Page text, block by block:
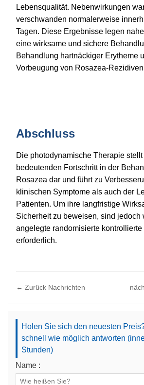
Lebensqualität. Nebenwirkungen
verschwanden normalerweise
Tagen. Diese Ergebnisse legen
eine wirksame und sichere
Behandlung hartnäckiger Erytheme
Vorbeugung von Rosazea-
Abschluss
Die photodynamische Therapie
bedeutenden Fortschritt in der
Rosazea dar und führt zu
klinischen Symptome als auch der
Patienten. Um ihre langfristige
Sicherheit zu beweisen, sind jedoch
angelegte randomisierte kontrollierte
erforderlich.
← Zurück Nachrichten
Holen Sie sich den neuesten
schnell wie möglich antworten
Stunden)
Name :